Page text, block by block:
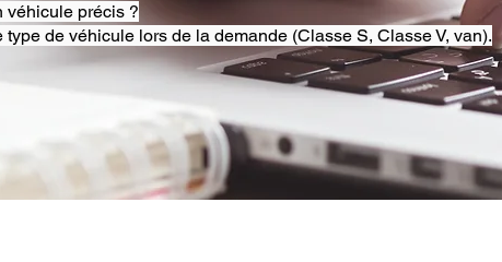
véhicule précis ?
de véhicule lors de la demande (Classe S, Classe V, van).